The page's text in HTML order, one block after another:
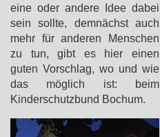
eine oder andere Idee dabei
sein sollte, demnächst auch
mehr für anderen Menschen
zu tun, gibt es hier einen
guten Vorschlag, wo und wie
das möglich ist: beim
Kinderschutzbund Bochum.